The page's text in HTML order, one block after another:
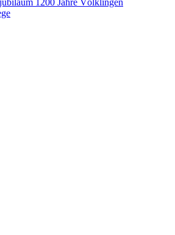
1200 Jahre Völklingen